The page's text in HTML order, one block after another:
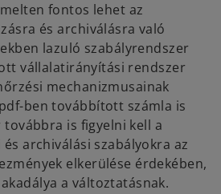
fontos lehet az
és archiválásra való
lazuló szabályrendszer
vállalatirányítási rendszer
mechanizmusainak
ben továbbított számla is
is figyelni kell a
archiválási szabályokra az
elkerülése érdekében,
a változtatásnak.